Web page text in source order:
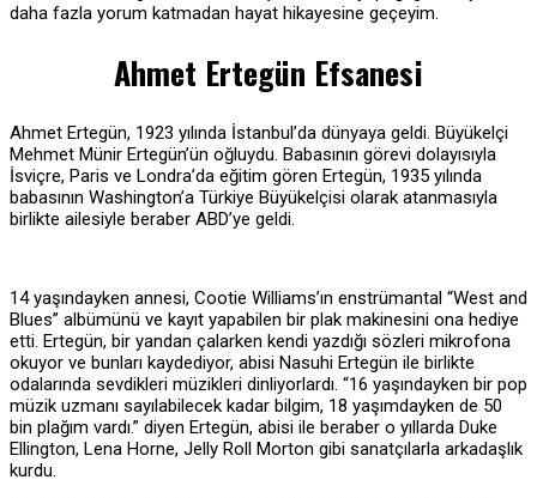
daha fazla yorum katmadan hayat hikayesine geçeyim.
Ahmet Ertegün Efsanesi
Ahmet Ertegün, 1923 yılında İstanbul’da dünyaya geldi. Büyükelçi
Mehmet Münir Ertegün’ün oğluydu. Babasının görevi dolayısıyla
İsviçre, Paris ve Londra’da eğitim gören Ertegün, 1935 yılında
babasının Washington’a Türkiye Büyükelçisi olarak atanmasıyla
birlikte ailesiyle beraber ABD’ye geldi.
14 yaşındayken annesi, Cootie Williams’ın enstrümantal “West and
Blues” albümünü ve kayıt yapabilen bir plak makinesini ona hediye
etti. Ertegün, bir yandan çalarken kendi yazdığı sözleri mikrofona
okuyor ve bunları kaydediyor, abisi Nasuhi Ertegün ile birlikte
odalarında sevdikleri müzikleri dinliyorlardı. “16 yaşındayken bir pop
müzik uzmanı sayılabilecek kadar bilgim, 18 yaşımdayken de 50
bin plağım vardı.” diyen Ertegün, abisi ile beraber o yıllarda Duke
Ellington, Lena Horne, Jelly Roll Morton gibi sanatçılarla arkadaşlık
kurdu.